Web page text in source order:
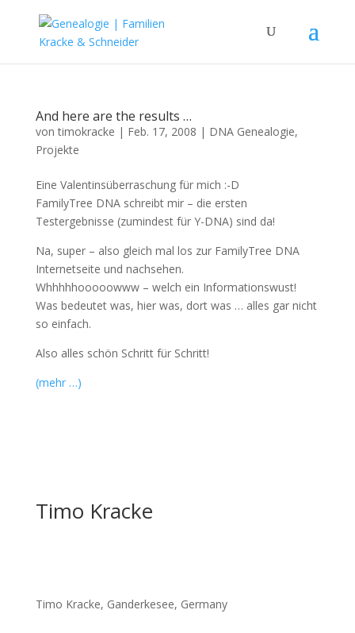
And here are the results …
vontimokracke | Feb. 17, 2008 | DNA Genealogie,
Projekte
Eine Valentinsüberraschung für mich :-D
FamilyTree DNA schreibt mir – die ersten
Testergebnisse (zumindest für Y-DNA) sind da!
Na, super – also gleich mal los zur FamilyTree DNA
Internetseite und nachsehen.
Whhhhhooooowww – welch ein Informationswust!
Was bedeutet was, hier was, dort was … alles gar nicht
so einfach.
Also alles schön Schritt für Schritt!
(mehr …)
Timo Kracke
Timo Kracke, Ganderkesee, Germany